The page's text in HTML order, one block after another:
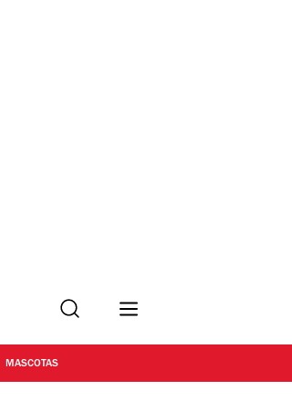
Buscar
MASCOTAS